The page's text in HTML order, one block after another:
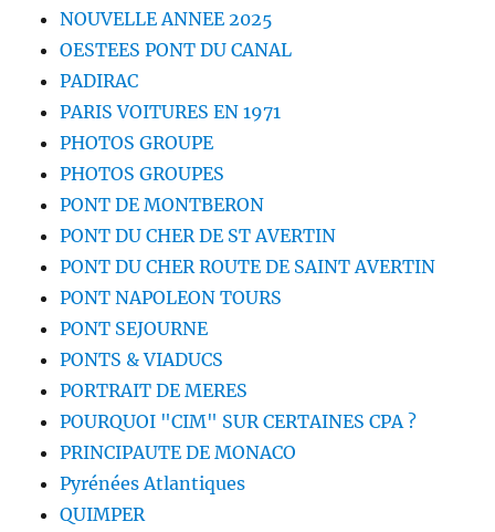
NOUVELLE ANNEE 2025
OESTEES PONT DU CANAL
PADIRAC
PARIS VOITURES EN 1971
PHOTOS GROUPE
PHOTOS GROUPES
PONT DE MONTBERON
PONT DU CHER DE ST AVERTIN
PONT DU CHER ROUTE DE SAINT AVERTIN
PONT NAPOLEON TOURS
PONT SEJOURNE
PONTS & VIADUCS
PORTRAIT DE MERES
POURQUOI "CIM" SUR CERTAINES CPA ?
PRINCIPAUTE DE MONACO
Pyrénées Atlantiques
QUIMPER